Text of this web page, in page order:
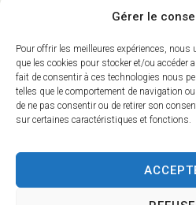
Gérer le
Pour offrir les meilleures expériences,
que les cookies pour stocker et/ou accéder
fait de consentir à ces technologies nous
telles que le comportement de navigation
de ne pas consentir ou de retirer son
sur certaines caractéristiques et fonctions.
Du lundi au
8h30 à